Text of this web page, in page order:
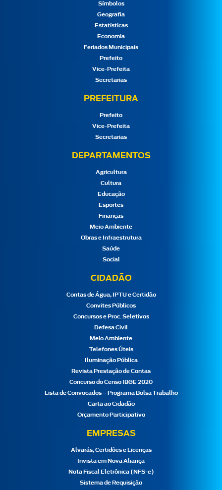
Símbolos
Geografia
Estatísticas
Economia
Feriados Municipais
Prefeito
Vice-Prefeita
Secretarias
PREFEITURA
Prefeito
Vice-Prefeita
Secretarias
DEPARTAMENTOS
Agricultura
Cultura
Educação
Esportes
Finanças
Meio Ambiente
Obras e Infraestrutura
Saúde
Social
CIDADÃO
Contas de Água, IPTU e Certidão
Convites Públicos
Concursos e Proc. Seletivos
Defesa Civil
Meio Ambiente
Telefones Úteis
Iluminação Pública
Revista Prestação de Contas
Concurso do Censo IBGE 2020
Lista de Convocados – Programa Bolsa Trabalho
Carta ao Cidadão
Orçamento Participativo
EMPRESAS
Alvarás, Certidões e Licenças
Invista em Nova Aliança
Nota Fiscal Eletrônica (NFS-e)
Sistema de Requisição